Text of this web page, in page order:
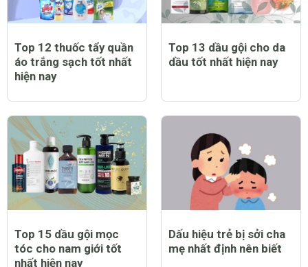
Top 12 thuốc tẩy quần
áo trắng sạch tốt nhất
hiện nay
Top 13 dầu gội cho da
dầu tốt nhất hiện nay
Top 15 dầu gội mọc
tóc cho nam giới tốt
nhất hiện nay
Dấu hiệu trẻ bị sởi cha
mẹ nhất định nên biết